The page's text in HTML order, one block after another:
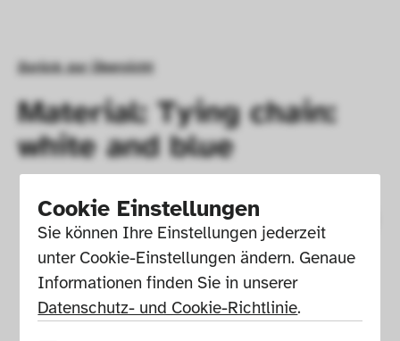
Cookie Einstellungen
Sie können Ihre Einstellungen jederzeit
unter Cookie-Einstellungen ändern. Genaue
Informationen finden Sie in unserer
Datenschutz- und Cookie-Richtlinie.
Zurück zur Übersicht
Material: Tying chain:
white and blue